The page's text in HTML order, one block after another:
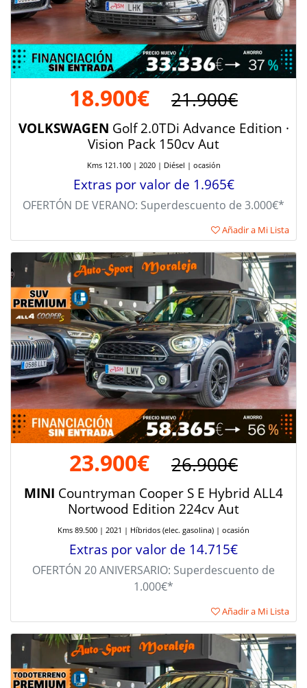
18.900€ 21.900€
VOLKSWAGEN Golf 2.0TDi Advance Edition ·
Vision Pack 150cv Aut
Kms 121.100 | 2020 | Diésel | ocasión
Extras por valor de 1.965€
OFERTÓN DE VERANO: Superdescuento de 3.000€*
Añadir a Mi Lista
23.900€ 26.900€
MINI Countryman Cooper S E Hybrid ALL4
Nortwood Edition 224cv Aut
Kms 89.500 | 2021 | Híbridos (elec. gasolina) | ocasión
Extras por valor de 14.715€
OFERTÓN 20 ANIVERSARIO: Superdescuento de
1.000€*
Añadir a Mi Lista